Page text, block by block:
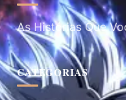
As Histórias Que
CATEGORIAS